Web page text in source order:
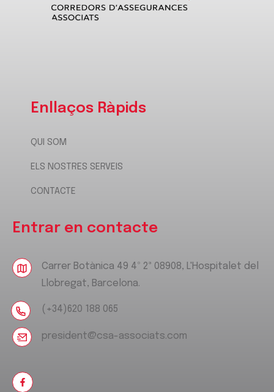
Enllaços Ràpids
QUI SOM
ELS NOSTRES SERVEIS
CONTACTE
Entrar en contacte
Carrer Botànica 49 4º 2ª 08908, L'Hospitalet del
Llobregat, Barcelona.
(+34)620 188 065
president@csa-associats.com